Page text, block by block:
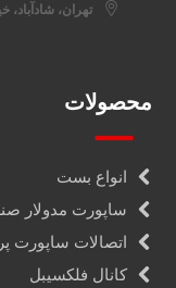
محصولات
انواع بست
ساپورت مدولار
اتصالات ساپورت
کانال فلکسیبل